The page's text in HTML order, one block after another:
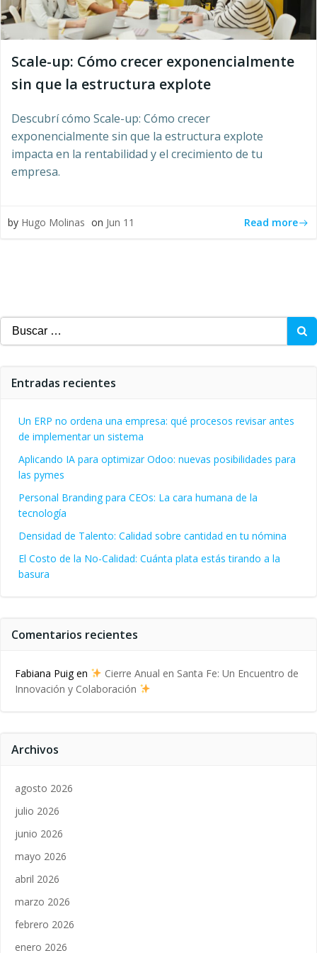
Scale-up: Cómo crecer exponencialmente
sin que la estructura explote
Descubrí cómo Scale-up: Cómo crecer
exponencialmente sin que la estructura explote
impacta en la rentabilidad y el crecimiento de tu
empresa.
by Hugo Molinas on Jun 11 Read more
Buscar:
Entradas recientes
Un ERP no ordena una empresa: qué procesos revisar antes
de implementar un sistema
Aplicando IA para optimizar Odoo: nuevas posibilidades para
las pymes
Personal Branding para CEOs: La cara humana de la
tecnología
Densidad de Talento: Calidad sobre cantidad en tu nómina
El Costo de la No-Calidad: Cuánta plata estás tirando a la
basura
Comentarios recientes
Fabiana Puigen
Cierre Anual en Santa Fe: Un Encuentro de
Innovación y Colaboración
Archivos
agosto 2026
julio 2026
junio 2026
mayo 2026
abril 2026
marzo 2026
febrero 2026
enero 2026